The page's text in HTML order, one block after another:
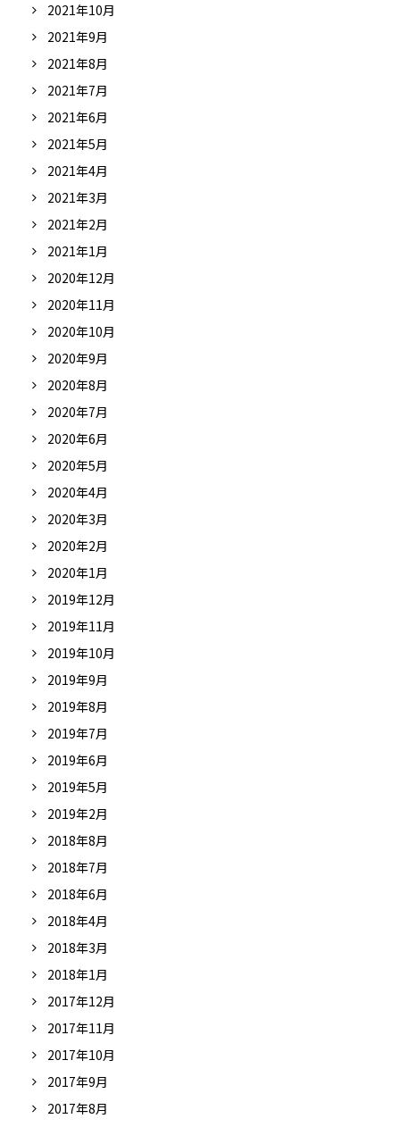
2021年10月
2021年9月
2021年8月
2021年7月
2021年6月
2021年5月
2021年4月
2021年3月
2021年2月
2021年1月
2020年12月
2020年11月
2020年10月
2020年9月
2020年8月
2020年7月
2020年6月
2020年5月
2020年4月
2020年3月
2020年2月
2020年1月
2019年12月
2019年11月
2019年10月
2019年9月
2019年8月
2019年7月
2019年6月
2019年5月
2019年2月
2018年8月
2018年7月
2018年6月
2018年4月
2018年3月
2018年1月
2017年12月
2017年11月
2017年10月
2017年9月
2017年8月